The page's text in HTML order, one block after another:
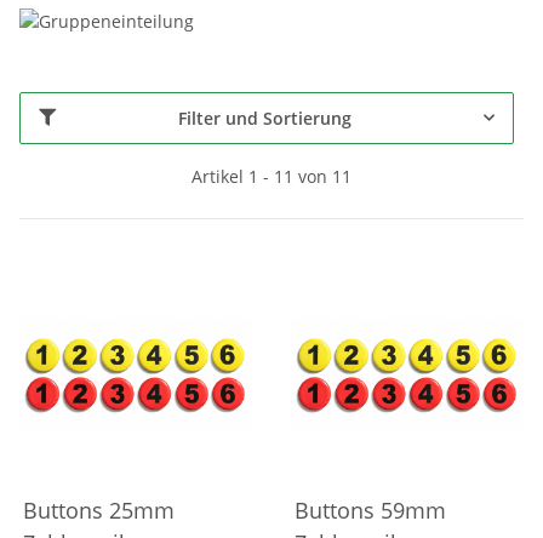
Filter und Sortierung
Artikel 1 - 11 von 11
Buttons 25mm
Buttons 59mm